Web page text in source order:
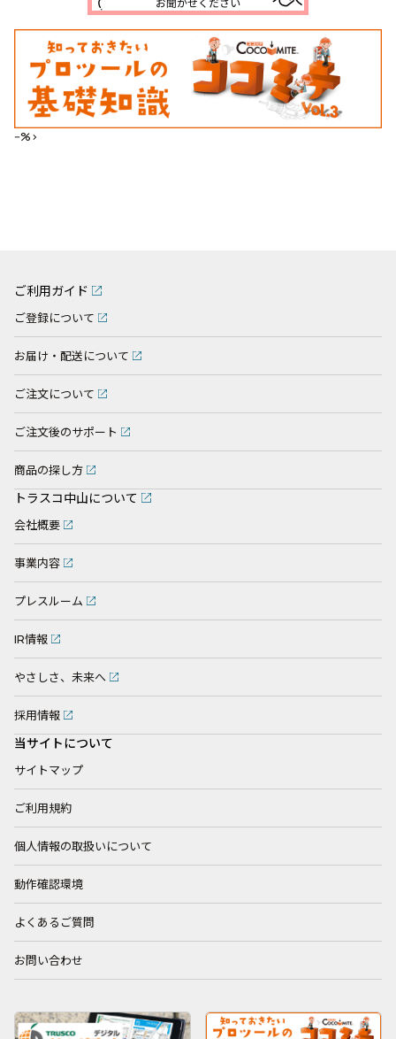
--%>
ご利用ガイド
ご登録について
お届け・配送について
ご注文について
ご注文後のサポート
商品の探し方
トラスコ中山について
会社概要
事業内容
プレスルーム
IR情報
やさしさ、未来へ
採用情報
当サイトについて
サイトマップ
ご利用規約
個人情報の取扱いについて
動作確認環境
よくあるご質問
お問い合わせ